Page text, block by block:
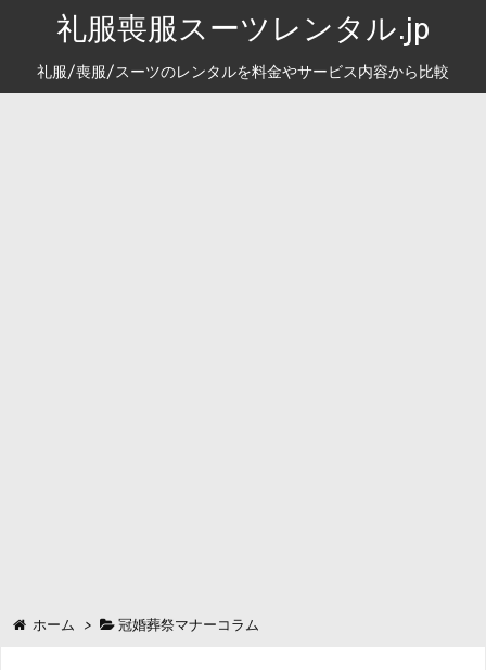
礼服喪服スーツレンタル.jp
礼服/喪服/スーツのレンタルを料金やサービス内容から比較
ホーム > 冠婚葬祭マナーコラム